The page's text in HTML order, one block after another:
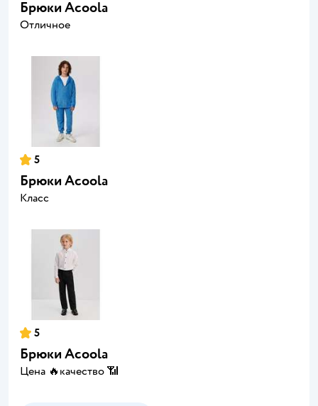
Брюки Acoola
Отличное
5
Брюки Acoola
Класс
5
Брюки Acoola
Цена 🔥качество 📶